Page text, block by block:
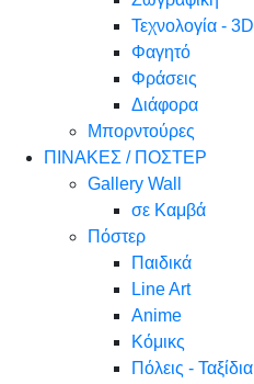
Τεχνολογία - 3D
Φαγητό
Φράσεις
Διάφορα
Μπορντούρες
ΠΙΝΑΚΕΣ / ΠΟΣΤΕΡ
Gallery Wall
σε Καμβά
Πόστερ
Παιδικά
Line Art
Anime
Κόμικς
Πόλεις - Ταξίδια